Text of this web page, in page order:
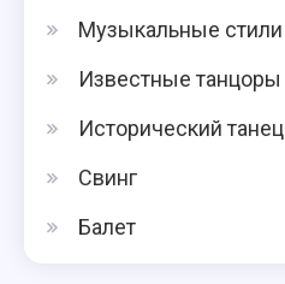
Музыкальные стили
Известные танцоры
Исторический танец
Свинг
Балет